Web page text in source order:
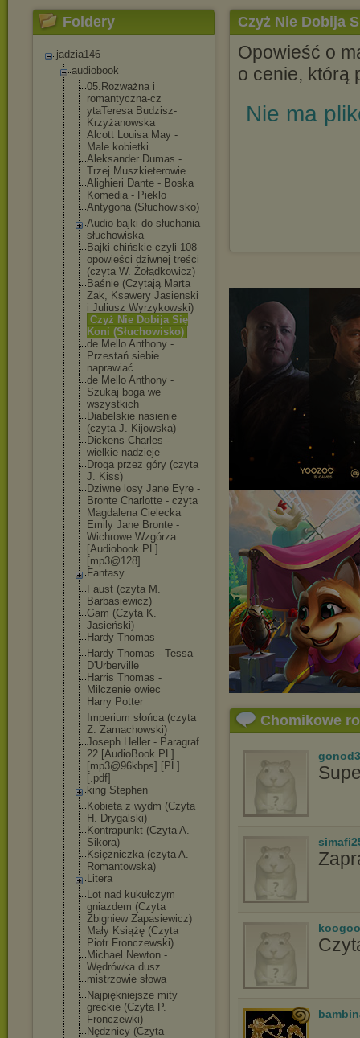
Foldery
jadzia146
audiobook
05.Rozważna i
romantyczna-cz
ytaTeresa Budzisz-
Krzyżanowska
Alcott Louisa May -
Male kobietki
Aleksander Dumas -
Trzej Muszkieterowie
Alighieri Dante - Boska
Komedia - Pieklo
Antygona (Słuchowisko)
Audio bajki do słuchania
słuchowiska
Bajki chińskie czyli 108
opowieści dziwnej treści
(czyta W. Żołądkowicz)
Baśnie (Czytają Marta
Zak, Ksawery Jasienski
i Juliusz Wyrzykowski)
Czyż Nie Dobija Się
Koni (Słuchowisko)
de Mello Anthony -
Przestań siebie
naprawiać
de Mello Anthony -
Szukaj boga we
wszystkich
Diabelskie nasienie
(czyta J. Kijowska)
Dickens Charles -
wielkie nadzieje
Droga przez góry (czyta
J. Kiss)
Dziwne losy Jane Eyre -
Bronte Charlotte - czyta
Magdalena Cielecka
Emily Jane Bronte -
Wichrowe Wzgórza
[Audiobook PL]
[mp3@128]
Fantasy
Faust (czyta M.
Barbasiewicz)
Gam (Czyta K.
Jasieński)
Hardy Thomas
Hardy Thomas - Tessa
D'Urberville
Harris Thomas -
Milczenie owiec
Harry Potter
Imperium słońca (czyta
Z. Zamachowski)
Joseph Heller - Paragraf
22 [AudioBook PL]
[mp3@96kbps] [PL]
[.pdf]
king Stephen
Kobieta z wydm (Czyta
H. Drygalski)
Kontrapunkt (Czyta A.
Sikora)
Księżniczka (czyta A.
Romantowska)
Litera
Lot nad kukułczym
gniazdem (Czyta
Zbigniew Zapasiewicz)
Mały Książę (Czyta
Piotr Fronczewski)
Michael Newton -
Wędrówka dusz
mistrzowie słowa
Najpiękniejsze mity
greckie (Czyta P.
Fronczewki)
Nędznicy (Czyta
Czyż Nie Dobija
Opowieść o
o cenie, którą
Nie ma
Chomikowe